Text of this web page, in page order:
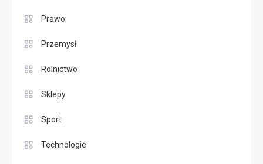
Prawo
Przemysł
Rolnictwo
Sklepy
Sport
Technologie